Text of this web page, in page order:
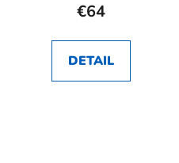
€64
DETAIL